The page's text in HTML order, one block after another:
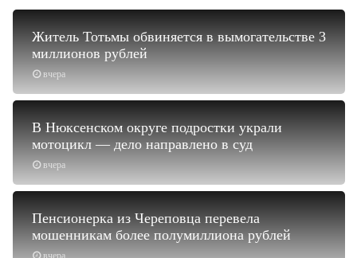
вчера
Житель Тотьмы обвиняется в вымогательстве 3
миллионов рублей
вчера
В Нюксенском округе подростки украли
мотоцикл — дело направлено в суд
вчера
Пенсионерка из Череповца перевела
мошенникам более полумиллиона рублей